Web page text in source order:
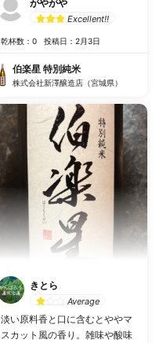
がやがや
Excellent!!
乾杯数：0 投稿日：2月3日
伯楽星 特別純米
株式会社新澤醸造店（宮城県）
きとら
Average
淡い原料香と口に含むとややマ
スカット風の香り。雑味や酸味